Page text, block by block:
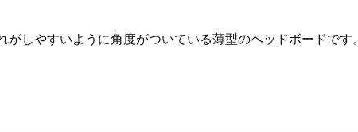
しやすいように角度がついている薄型のヘッドボードです。